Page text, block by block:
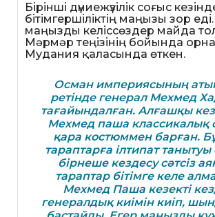
Бірінші дүниежүзілік соғыс
бітімгершіліктің маңызы зор
маңызды келіссөздер майда
Мәрмәр теңізінің бойында
Мудания қаласында өткен.
Осман империясының
ретінде генерал Мехмед
тағайындалған. Алғашқы
Мехмед паша классикалық
қара костюммен барған.
тараптарға ілтипат танытуы
бірнеше кездесу сәтсіз
тараптар бітімге келе
Мехмед Паша кезекті
генералдық киімін киіп,